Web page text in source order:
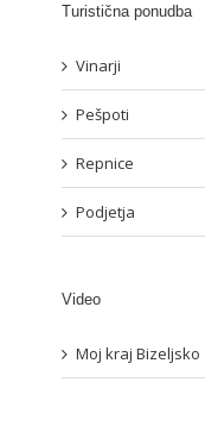
Turistična ponudba
Vinarji
Pešpoti
Repnice
Podjetja
Video
Moj kraj Bizeljsko